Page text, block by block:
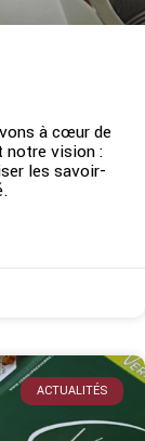
à cœur de
notre vision :
les savoir-
ACTUALITÉS